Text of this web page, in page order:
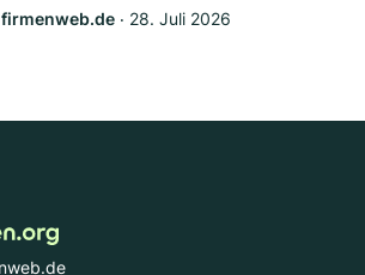
‧ 28. Juli 2026